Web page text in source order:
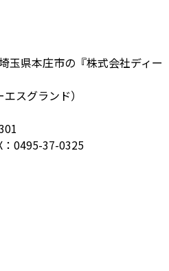
玉県本庄市の『株式会社ディー
スグランド）
0495-37-0325